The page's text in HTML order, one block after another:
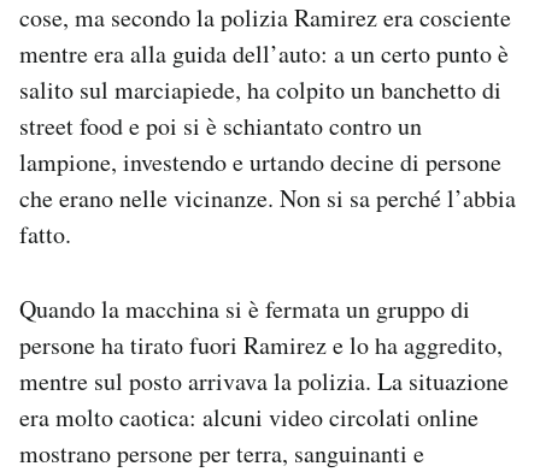
cose, ma secondo la polizia Ramirez era cosciente
mentre era alla guida dell’auto: a un certo punto è
salito sul marciapiede, ha colpito un banchetto di
street food e poi si è schiantato contro un
lampione, investendo e urtando decine di persone
che erano nelle vicinanze. Non si sa perché l’abbia
fatto.
Quando la macchina si è fermata un gruppo di
persone ha tirato fuori Ramirez e lo ha aggredito,
mentre sul posto arrivava la polizia. La situazione
era molto caotica: alcuni video circolati online
mostrano persone per terra, sanguinanti e